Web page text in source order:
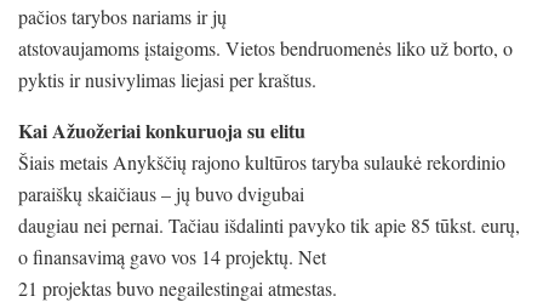
pačios tarybos nariams ir jų
atstovaujamoms įstaigoms. Vietos bendruomenės liko už borto, o
pyktis ir nusivylimas liejasi per kraštus.
Kai Ažuožeriai konkuruoja su elitu
Šiais metais Anykščių rajono kultūros taryba sulaukė rekordinio
paraiškų skaičiaus – jų buvo dvigubai
daugiau nei pernai. Tačiau išdalinti pavyko tik apie 85 tūkst. eurų,
o finansavimą gavo vos 14 projektų. Net
21 projektas buvo negailestingai atmestas.